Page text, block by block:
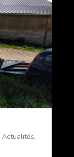
Actualités,